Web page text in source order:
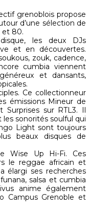
grenoblois propose
d’une sélection de
et 80.
les deux DJs
et en découvertes.
zouk, cadence,
cumbia viennent
et dansants,
Ce collectionneur
émissions Mineur de
Surprises sur RTL3. Il
sonorités soulful qui
Light sont toujours
beaux disques de
Wise Up Hi-Fi. Ces
le reggae africain et
élargi ses recherches
salsa et cumbia
anime également
Campus Grenoble et